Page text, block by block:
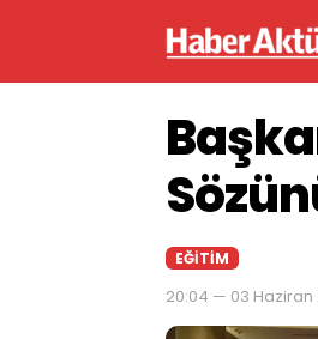
EĞITIM
20:04 — 03 Haziran